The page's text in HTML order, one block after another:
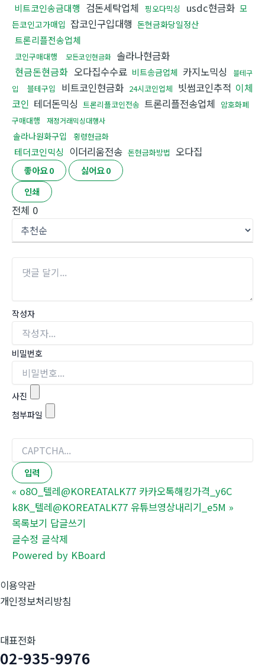
비트코인송금대행 검돈세탁업체 핑오다믹싱 usdc현금화 모
든코인고가매입 잡코인구입대행 돈현금화당일정산
트론리플전송업체
코인구매대행 모든코인현금화 솔라나현금화
현금돈현금화 오다집수수료 비트송금업체 카지노믹싱
블테구
입
블테구입 비트코인현금화 24시코인업체 빗썸코인추적 이체
코인 테더돈믹싱 트론리플코인전송 트론리플전송업체 암호화폐
구매대행
재정거래믹싱대행사
솔라나원화구입 횡령현금화
테더코인믹싱 이더리움전송 돈현금화방법 오다집
좋아요0 싫어요0
인쇄
전체 0
작성자
비밀번호
사진
첨부파일
« o8O_텔레@KOREATALK77 카카오톡해킹가격_y6C
k8K_텔레@KOREATALK77 유튜브영상내리기_e5M »
목록보기 답글쓰기
글수정 글삭제
Powered by KBoard
이용약관
개인정보처리방침
대표전화
02-935-9976